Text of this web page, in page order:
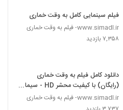
فیلم سینمایی کامل به وقت خماری
www.simadl.ir- فیلم به وقت خماری
۷,۳۵۸ بازدید
دانلود کامل فیلم به وقت خماری
(رایگان) با کیفیت محشر HD - سیما
دانلود
www.simadl.ir- فیلم به وقت خماری